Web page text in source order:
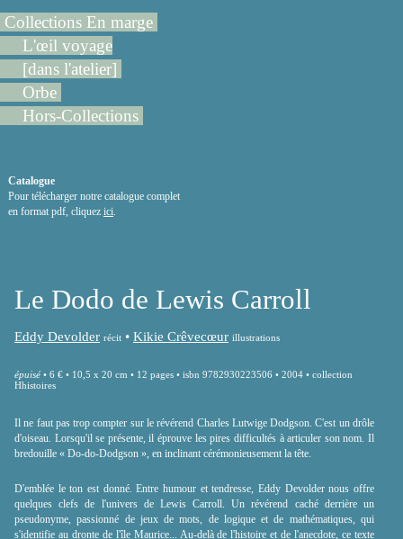
Collections En marge
L'œil voyage
[dans l'atelier]
Orbe
Hors-Collections
Catalogue
Pour télécharger notre catalogue complet
en format pdf, cliquez ici
Le Dodo de Lewis Carroll
Eddy Devolder récit • Kikie Crêvecœur illustrations
épuisé • 6 € • 10,5 x 20 cm • 12 pages • isbn 9782930223506 • 2004 • collection
Hhistoires
Il ne faut pas trop compter sur le révérend Charles Lutwige Dodgson. C'est un drôle
d'oiseau. Lorsqu'il se présente, il éprouve les pires difficultés à articuler son nom. Il
bredouille « Do-do-Dodgson », en inclinant cérémonieusement la tête.
D'emblée le ton est donné. Entre humour et tendresse, Eddy Devolder nous offre
quelques clefs de l'univers de Lewis Carroll. Un révérend caché derrière un
pseudonyme, passionné de jeux de mots, de logique et de mathématiques, qui
s'identifie au dronte de l'île Maurice... Au-delà de l'histoire et de l'anecdote, ce texte